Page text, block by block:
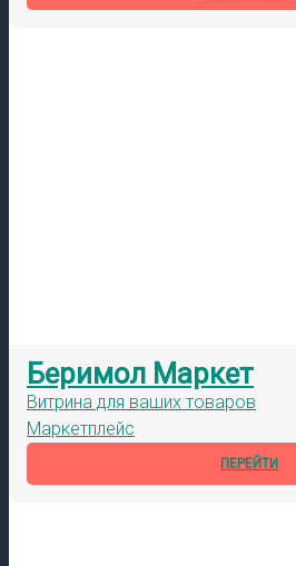
Беримол Маркет
Витрина для ваших товаров
Маркетплейс
ПЕРЕЙТИ